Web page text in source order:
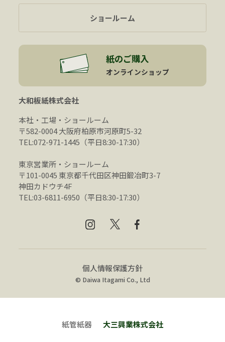
大和板紙株式会社
本社・工場・ショールーム
〒582-0004 大阪府柏原市河原町5-32
TEL:072-971-1445（平日8:30-17:30）
東京営業所・ショールーム
〒101-0045 東京都千代田区神田鍛冶町3-7
神田カドウチ4F
TEL:03-6811-6950（平日8:30-17:30）
ショールーム
紙のご購入
オンラインショップ
個人情報保護方針
© Daiwa Itagami Co., Ltd
紙管紙器 大三興業株式会社